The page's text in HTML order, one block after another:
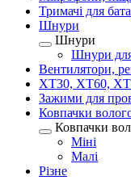
Тримачі для
Шнури
Шнури
Шнури для
Вентилятори,
XT30, XT60,
Зажими для
Ковпачки
Ковпачки
Міні
Малі
Різне